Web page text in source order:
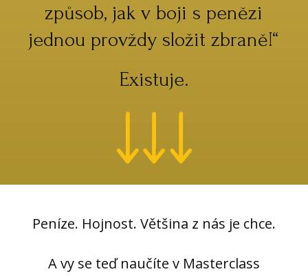
způsob, jak v boji s penězi
jednou provždy složit zbraně!“
Existuje.
Peníze. Hojnost. Většina z nás je chce.
A vy se teď naučíte v Masterclass